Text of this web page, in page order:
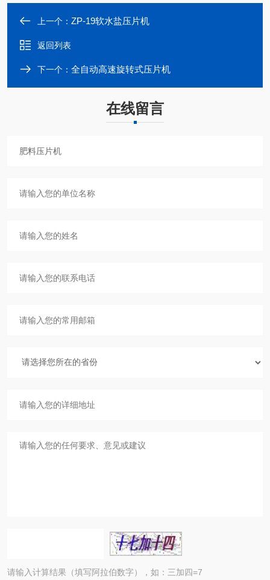
上一个： ZP-19软水盐压片机
返回列表
下一个： 全自动高速旋转式压片机
在线留言
请输入计算结果（填写阿拉伯数字），如：三加四=7